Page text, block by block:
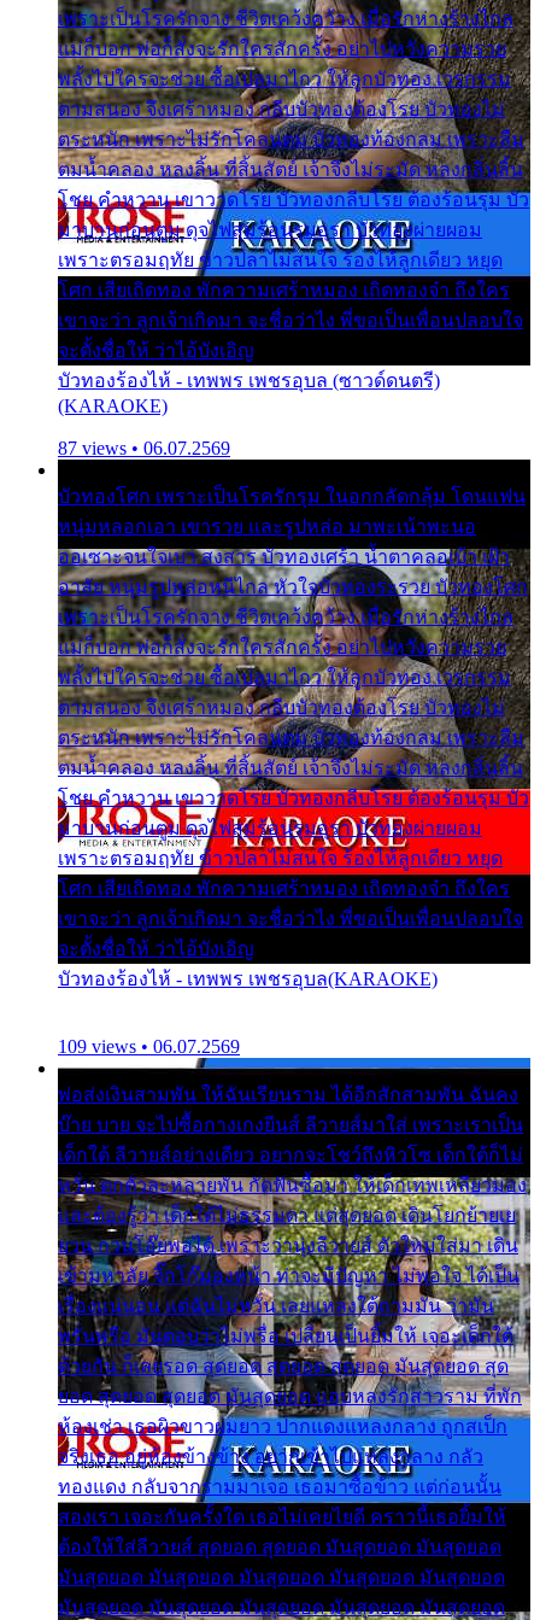
เพราะเป็นโรครักจาง ชีวิตเคว้งคว้าง เมื่อรักห่างร้างไกล
แม่ก็บอก พ่อก็สั่งจะรักใครสักครั้ง อย่าไปหวังความรวย
พลั้งไปใครจะช่วย ซื้อเปลมาไกว ให้ลูกบัวทอง เวรกรรม
ตามสนอง จึงเศร้าหมอง กลีบบัวทองต้องโรย บัวทองไม่
ตระหนัก เพราะไม่รักโคลนตม บัวทองท้องกลม เพราะลืม
ตมน้ำคลอง หลงลิ้น ที่สิ้นสัตย์ เจ้าจึงไม่ระมัด หลงกลิ่นลิ้น
โชย คำหวาน เขาวาดโรย บัวทองกลีบโรย ต้องร้อนรุม บัว
มาบานก่อนตูม ดุจไฟสุมร้อนรุมอุรา บัวทองผ่ายผอม
เพราะตรอมฤทัย ข้าวปลาไม่สนใจ ร้องไห้ลูกเดียว หยุด
โศก เสียเถิดทอง พักความเศร้าหมอง เถิดทองจ๋า ถึงใคร
เขาจะว่า ลูกเจ้าเกิดมา จะชื่อว่าไง พี่ขอเป็นเพื่อนปลอบใจ
จะตั้งชื่อให้ ว่าไอ้บังเอิญ
บัวทองร้องไห้ - เทพพร เพชรอุบล (ซาวด์ดนตรี)
(KARAOKE)
87 views • 06.07.2569
บัวทองโศก เพราะเป็นโรครักรุม ในอกกลัดกลุ้ม โดนแฟน
หนุ่มหลอกเอา เขารวย และรูปหล่อ มาพะเน้าพะนอ
ออเซาะจนใจเบา สงสาร บัวทองเศร้า น้ำตาคลอเบ้า เฝ้า
อาลัย หนุ่มรูปหล่อหนีไกล หัวใจบัวทองระรวย บัวทองโศก
เพราะเป็นโรครักจาง ชีวิตเคว้งคว้าง เมื่อรักห่างร้างไกล
แม่ก็บอก พ่อก็สั่งจะรักใครสักครั้ง อย่าไปหวังความรวย
พลั้งไปใครจะช่วย ซื้อเปลมาไกว ให้ลูกบัวทอง เวรกรรม
ตามสนอง จึงเศร้าหมอง กลีบบัวทองต้องโรย บัวทองไม่
ตระหนัก เพราะไม่รักโคลนตม บัวทองท้องกลม เพราะลืม
ตมน้ำคลอง หลงลิ้น ที่สิ้นสัตย์ เจ้าจึงไม่ระมัด หลงกลิ่นลิ้น
โชย คำหวาน เขาวาดโรย บัวทองกลีบโรย ต้องร้อนรุม บัว
มาบานก่อนตูม ดุจไฟสุมร้อนรุมอุรา บัวทองผ่ายผอม
เพราะตรอมฤทัย ข้าวปลาไม่สนใจ ร้องไห้ลูกเดียว หยุด
โศก เสียเถิดทอง พักความเศร้าหมอง เถิดทองจ๋า ถึงใคร
เขาจะว่า ลูกเจ้าเกิดมา จะชื่อว่าไง พี่ขอเป็นเพื่อนปลอบใจ
จะตั้งชื่อให้ ว่าไอ้บังเอิญ
บัวทองร้องไห้ - เทพพร เพชรอุบล(KARAOKE)
109 views • 06.07.2569
พ่อส่งเงินสามพัน ให้ฉันเรียนราม ได้อีกสักสามพัน ฉันคง
บ๊าย บาย จะไปซื้อกางเกงยีนส์ ลีวายส์มาใส่ เพราะเราเป็น
เด็กใต้ ลีวายส์อย่างเดียว อยากจะโชว์ถึงหิวโซ เด็กใต้ก็ไม่
หวั่น ตกตัวละหลายพัน กัดฟันซื้อมา ให้เด็กเทพเหลียวมอง
และต้องรู้ว่า เด็กใต้ไม่ธรรมดา แต่สุดยอด เดินโยกย้ายเย
ยวน กวนโอ๊ยพอได้ เพราะว่านุ่งลีวายส์ ตัวใหม่ใส่มา เดิน
เข้ามหาลัย จิ๊กโก๊มองหน้า ท่าจะมีปัญหา ไม่พอใจ ได้เป็น
เรื่องแน่นอน แต่ฉันไม่หวั่น เลยแหลงใต้ถามมัน ว่ามัน
พรั่นพรือ มันตอบว่าไม่พรื่อ เปลี่ยนเป็นยิ้มให้ เจอะเด็กใต้
ด้วยกัน ก็เลยรอด สุดยอด สุดยอด สุดยอด มันสุดยอด สุด
ยอด สุดยอด สุดยอด มันสุดยอด แอบหลงรักสาวราม ที่พัก
ห้องเช่า เธอผิวขาวผมยาว ปากแดงแหลงกลาง ถูกสเป็ก
จริงเธอ อยู่ห้องข้างข้าง อยากเข้าไปแหลงกลาง กลัว
ทองแดง กลับจากรามมาเจอ เธอมาซื้อข้าว แต่ก่อนนั้น
สองเรา เจอะกันครั้งใด เธอไม่เคยไยดี คราวนี้เธอยิ้มให้
ต้องให้ใส่ลีวายส์ สุดยอด สุดยอด มันสุดยอด มันสุดยอด
มันสุดยอด มันสุดยอด มันสุดยอด มันสุดยอด มันสุดยอด
มันสุดยอด มันสุดยอด มันสุดยอด มันสุดยอด มันสุดยอด